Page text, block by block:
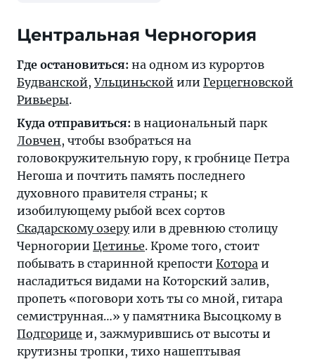
Центральная Черногория
Где остановиться: на одном из курортов
Будванской, Ульциньской или Герцегновской
Ривьеры.
Куда отправиться: в национальный парк
Ловчен, чтобы взобраться на
головокружительную гору, к гробнице Петра
Негоша и почтить память последнего
духовного правителя страны; к
изобилующему рыбой всех сортов
Скадарскому озеруили в древнюю столицу
Черногории Цетинье. Кроме того, стоит
побывать в старинной крепости Котора и
насладиться видами на Которский залив,
пропеть «поговори хоть ты со мной, гитара
семиструнная…» у памятника Высоцкому в
Подгорице и, зажмурившись от высоты и
крутизны тропки, тихо нашептывая